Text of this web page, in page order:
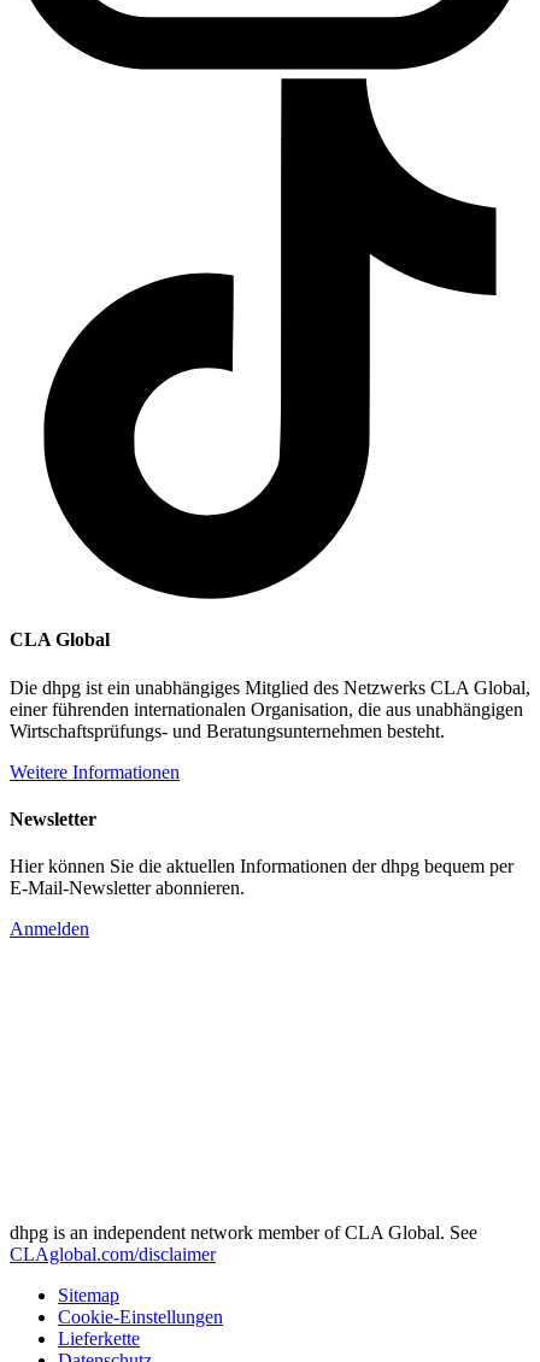
CLA Global
Die dhpg ist ein unabhängiges Mitglied des Netzwerks CLA Global,
einer führenden internationalen Organisation, die aus unabhängigen
Wirtschaftsprüfungs- und Beratungsunternehmen besteht.
Weitere Informationen
Newsletter
Hier können Sie die aktuellen Informationen der dhpg bequem per
E-Mail-Newsletter abonnieren.
Anmelden
dhpg is an independent network member of CLA Global. See
CLAglobal.com/disclaimer
Sitemap
Cookie-Einstellungen
Lieferkette